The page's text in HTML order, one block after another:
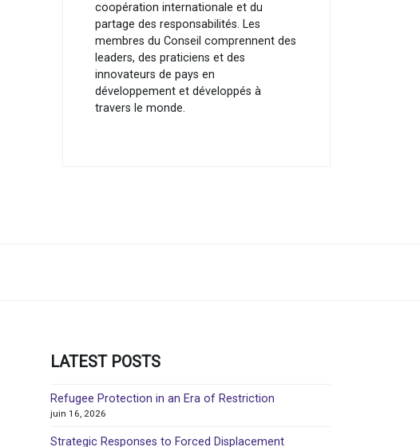
coopération internationale et du
partage des responsabilités. Les
membres du Conseil comprennent des
leaders, des praticiens et des
innovateurs de pays en
développement et développés à
travers le monde.
LATEST POSTS
Refugee Protection in an Era of Restriction
juin 16, 2026
Strategic Responses to Forced Displacement